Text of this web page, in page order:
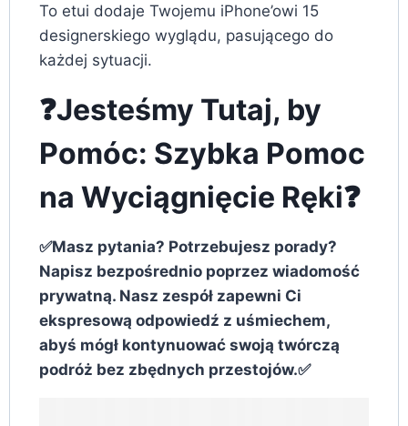
To etui dodaje Twojemu iPhone’owi 15
designerskiego wyglądu, pasującego do
każdej sytuacji.
❓Jesteśmy Tutaj, by
Pomóc: Szybka Pomoc
na Wyciągnięcie Ręki❓
✅Masz pytania? Potrzebujesz porady?
Napisz bezpośrednio poprzez wiadomość
prywatną. Nasz zespół zapewni Ci
ekspresową odpowiedź z uśmiechem,
abyś mógł kontynuować swoją twórczą
podróż bez zbędnych przestojów.✅